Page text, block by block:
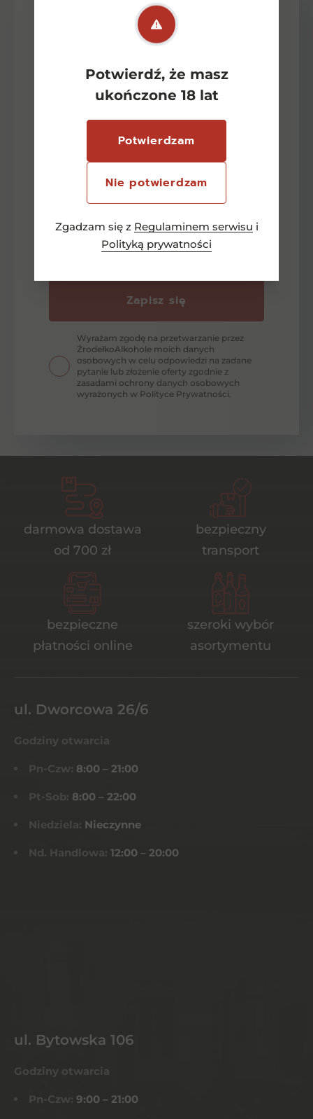
Potwierdź, że masz
ukończone 18 lat
Potwierdzam
Nie potwierdzam
Zgadzam się z Regulaminem serwisu i
Polityką prywatności
Newsletter
-15 zł
Zapisz się aby otrzymać
rabat na pierwsze zakupy
Adres e-mail
Zapisz się
Wyrażam zgodę na przetwarzanie przez
ŹrodełkoAlkohole moich danych
osobowych w celu odpowiedzi na zadane
pytanie lub złożenie oferty zgodnie z
zasadami ochrony danych osobowych
wyrażonych w Polityce Prywatności.
darmowa dostawa
od 700 zł
bezpieczny
transport
bezpieczne
płatności online
szeroki wybór
asortymentu
ul. Dworcowa 26/6
Godziny otwarcia
Pn-Czw: 8:00 – 21:00
Pt-Sob: 8:00 – 22:00
Niedziela: Nieczynne
Nd. Handlowa: 12:00 – 20:00
ul. Bytowska 106
Godziny otwarcia
Pn-Czw: 9:00 – 21:00